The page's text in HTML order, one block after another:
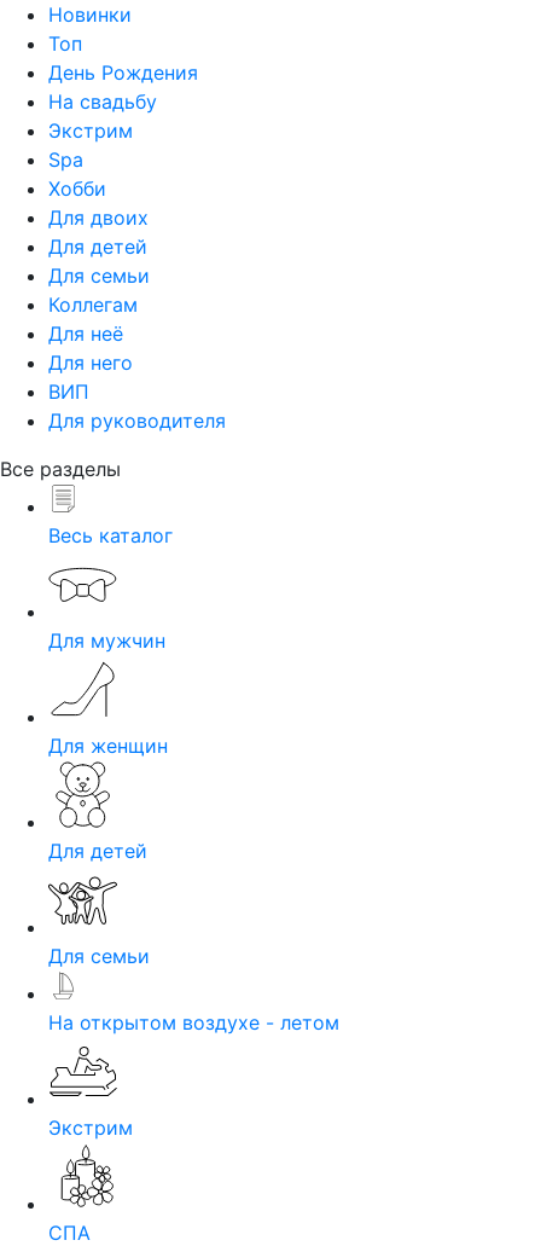
Новинки
Топ
День Рождения
На свадьбу
Экстрим
Spa
Хобби
Для двоих
Для детей
Для семьи
Коллегам
Для неё
Для него
ВИП
Для руководителя
Все разделы
Весь каталог
Для мужчин
Для женщин
Для детей
Для семьи
На открытом воздухе - летом
Экстрим
СПА